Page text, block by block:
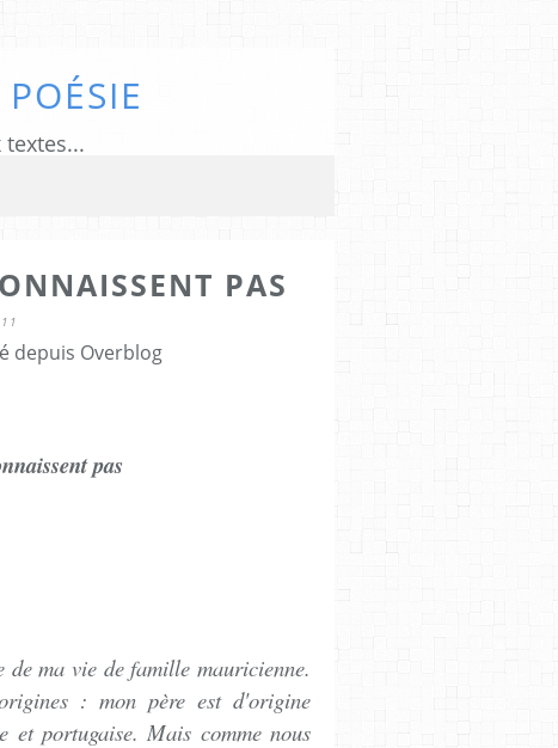
PAS
depuis Overblog
pas
de ma vie de famille mauricienne.
: mon père est d'origine
et portugaise. Mais comme nous